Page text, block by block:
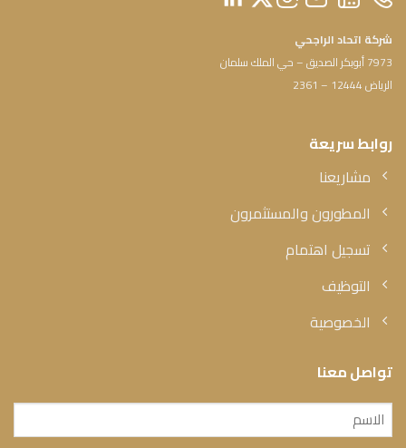
شركة اتحاد الراجحي
7973 أبوبكر الصديق – حي الملك سلمان
الرياض 12444 – 2361
روابط سريعة
مشاريعنا
المطورون والمستثمرون
تسجيل اهتمام
التوظيف
الخصوصية
تواصل معنا
الاسم
(مطلوب)